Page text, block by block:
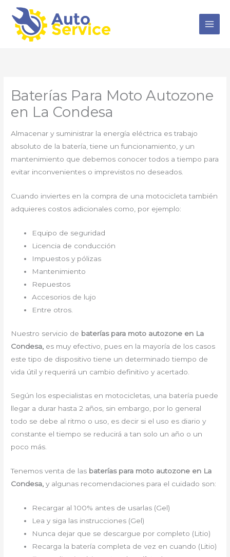
contenido
Baterías Para Moto Autozone
en La Condesa
Almacenar y suministrar la energía eléctrica es trabajo
absoluto de la batería, tiene un funcionamiento, y un
mantenimiento que debemos conocer todos a tiempo para
evitar inconvenientes o imprevistos no deseados.
Cuando inviertes en la compra de una motocicleta también
adquieres costos adicionales como, por ejemplo:
Equipo de seguridad
Licencia de conducción
Impuestos y pólizas
Mantenimiento
Repuestos
Accesorios de lujo
Entre otros.
Nuestro servicio de baterías para moto autozone en La
Condesa, es muy efectivo, pues en la mayoría de los casos
este tipo de dispositivo tiene un determinado tiempo de
vida útil y requerirá un cambio definitivo y acertado.
Según los especialistas en motocicletas, una batería puede
llegar a durar hasta 2 años, sin embargo, por lo general
todo se debe al ritmo o uso, es decir si el uso es diario y
constante el tiempo se reducirá a tan solo un año o un
poco más.
Tenemos venta de las baterías para moto autozone en La
Condesa,y algunas recomendaciones para el cuidado son:
Recargar al 100% antes de usarlas (Gel)
Lea y siga las instrucciones (Gel)
Nunca dejar que se descargue por completo (Litio)
Recarga la batería completa de vez en cuando (Litio)